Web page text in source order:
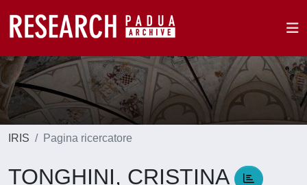
IRIS Pagina ricercatore
TONGHINI, CRISTINA